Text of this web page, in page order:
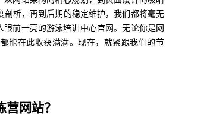
析，再到后期的稳定维护，我们都将毫无
前一亮的游泳培训中心官网。无论你是网
能在此收获满满。现在，就紧跟我们的节
网站？